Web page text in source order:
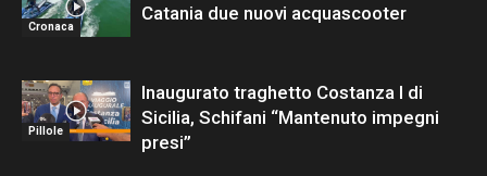
Cronaca
Catania due nuovi acquascooter
Pillole
Inaugurato traghetto Costanza I di
Sicilia, Schifani “Mantenuto impegni
presi”